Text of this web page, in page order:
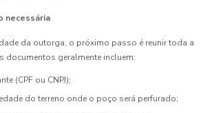
necessária
da outorga, o próximo passo é reunir toda a
documentos geralmente incluem:
(CPF ou CNPJ);
do terreno onde o poço será perfurado;